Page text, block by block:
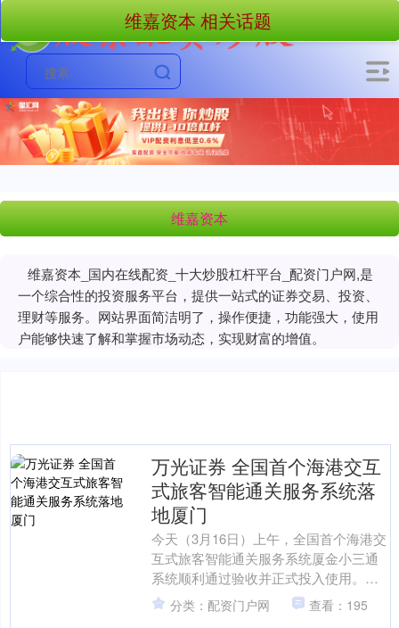
维嘉资本
维嘉资本_国内在线配资_十大炒股杠杆平台_配资门户网,是
一个综合性的投资服务平台，提供一站式的证券交易、投资、
理财等服务。网站界面简洁明了，操作便捷，功能强大，使用
户能够快速了解和掌握市场动态，实现财富的增值。
维嘉资本 相关话题
万光证券 全国首个海港交互
式旅客智能通关服务系统落
地厦门
今天（3月16日）上午，全国首个海港交
互式旅客智能通关服务系统厦金小三通
系统顺利通过验收并正式投入使用。该
系统在全国海港口岸首次深度运用人工
智能技术，实现值船、....
分类：配资门户网 查看：195